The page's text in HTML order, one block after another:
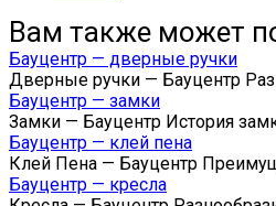
Вам также может
Бауцентр — дверные ручки
Дверные ручки — Бауцентр
Бауцентр — замки
Замки — Бауцентр История
Бауцентр — клей пена
Клей Пена — Бауцентр
Бауцентр — кресла